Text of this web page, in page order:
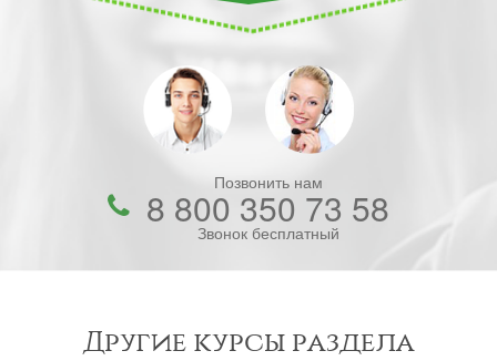
Позвонить нам
8 800 350 73 58
Звонок бесплатный
Другие курсы раздела